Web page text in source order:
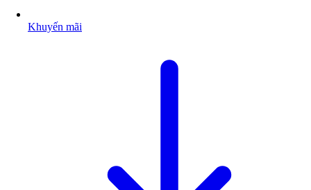
Khuyến mãi